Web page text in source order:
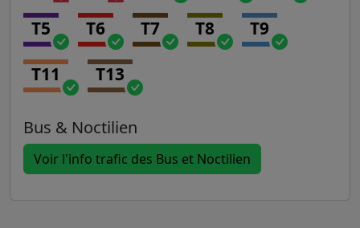
T5 T6 T7 T8 T9
T11 T13
Bus & Noctilien
Voir l'info trafic des Bus et Noctilien